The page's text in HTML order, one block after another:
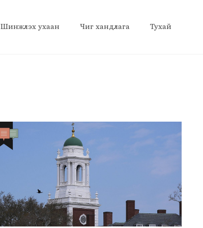
Шинжлэх ухаан Чиг хандлага Тухай